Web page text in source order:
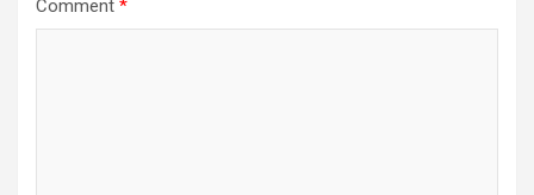
Comment *